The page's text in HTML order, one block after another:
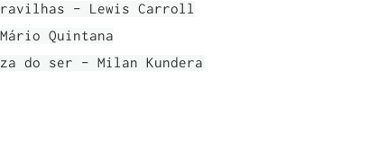
- Lewis Carroll
Quintana
do ser - Milan Kundera